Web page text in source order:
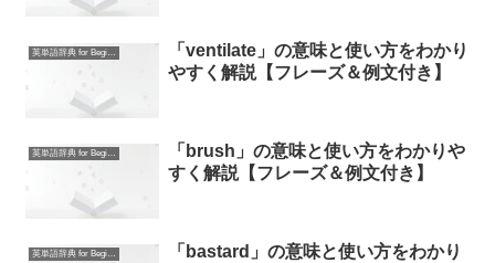
英単語辞典 for Beginners
「ventilate」の意味と使い方をわかり
やすく解説【フレーズ＆例文付き】
英単語辞典 for Beginners
「brush」の意味と使い方をわかりや
すく解説【フレーズ＆例文付き】
英単語辞典 for Beginners
「bastard」の意味と使い方をわかり